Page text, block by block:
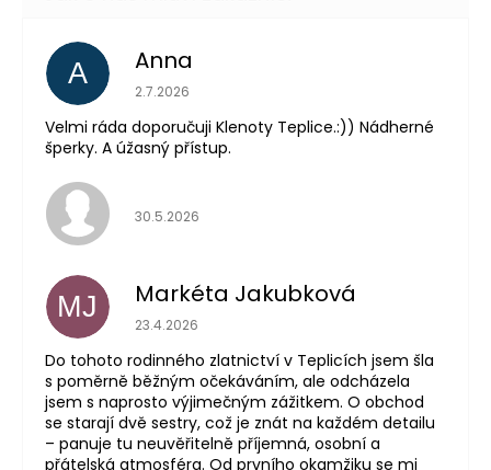
A Anna
Hodnocení obchodu je 5 z 5 hvězdiček.
2.7.2026
Velmi ráda doporučuji Klenoty Teplice.:)) Nádherné
šperky. A úžasný přístup.
Hodnocení obchodu je 5 z 5 hvězdiček.
30.5.2026
MJ Markéta Jakubková
Hodnocení obchodu je 5 z 5 hvězdiček.
23.4.2026
Do tohoto rodinného zlatnictví v Teplicích jsem šla
s poměrně běžným očekáváním, ale odcházela
jsem s naprosto výjimečným zážitkem. O obchod
se starají dvě sestry, což je znát na každém detailu
– panuje tu neuvěřitelně příjemná, osobní a
přátelská atmosféra. Od prvního okamžiku se mi